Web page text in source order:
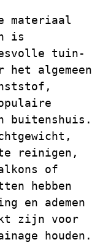
materiaal
is
tuin-
het algemeen
buitenshuis.
te reinigen,
of
hebben
en ademen
zijn voor
houden.